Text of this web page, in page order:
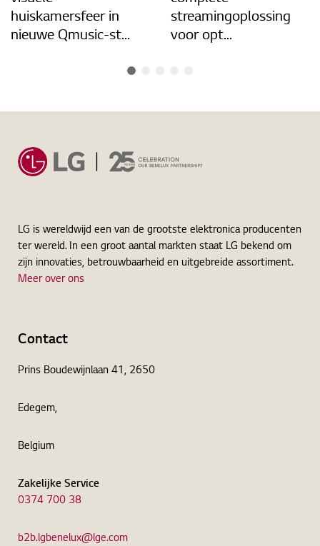
huiskamersfeer in
nieuwe Qmusic-st...
streamingoplossing
voor opt...
LG is wereldwijd een van de grootste elektronica producenten
ter wereld. In een groot aantal markten staat LG bekend om
zijn innovaties, betrouwbaarheid en uitgebreide assortiment.
Meer over ons
Contact
Prins Boudewijnlaan 41, 2650
Edegem,
Belgium
Zakelijke Service
0374 700 38
b2b.lgbenelux@lge.com